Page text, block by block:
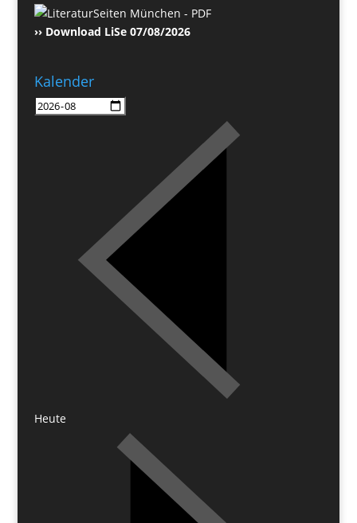
›› Download LiSe 07/08/2026
Kalender
Heute